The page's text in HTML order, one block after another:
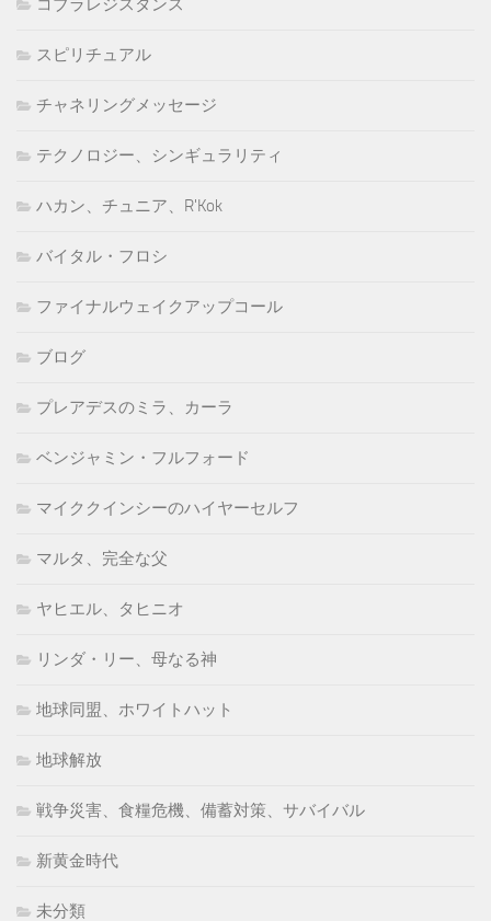
コブラレジスタンス
スピリチュアル
チャネリングメッセージ
テクノロジー、シンギュラリティ
ハカン、チュニア、R'Kok
バイタル・フロシ
ファイナルウェイクアップコール
ブログ
プレアデスのミラ、カーラ
ベンジャミン・フルフォード
マイククインシーのハイヤーセルフ
マルタ、完全な父
ヤヒエル、タヒニオ
リンダ・リー、母なる神
地球同盟、ホワイトハット
地球解放
戦争災害、食糧危機、備蓄対策、サバイバル
新黄金時代
未分類